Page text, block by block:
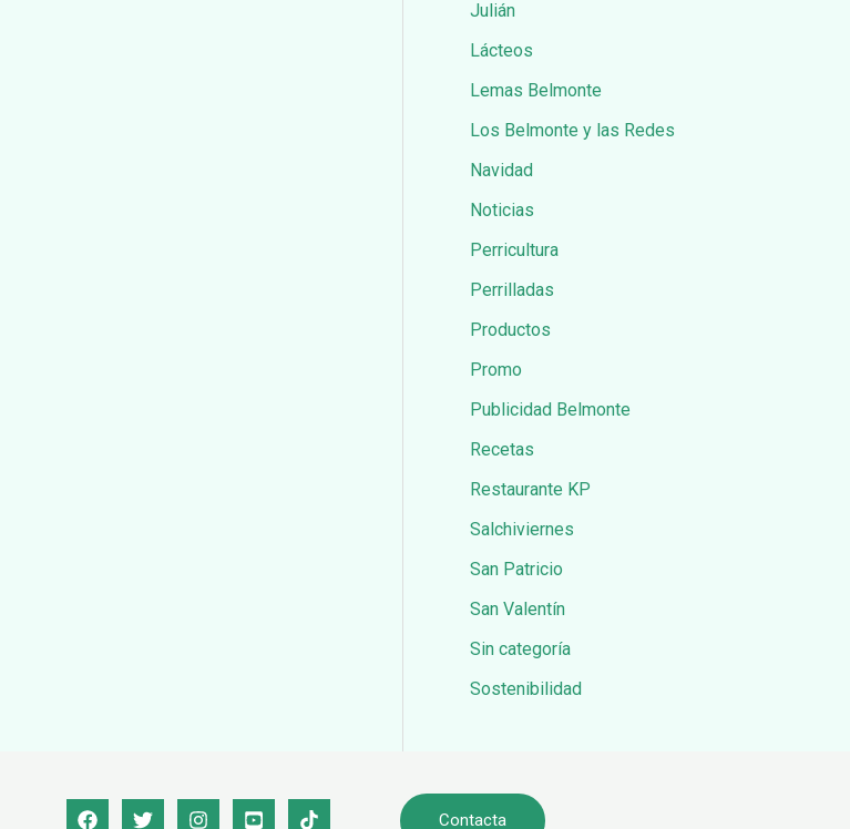
Julián
Lácteos
Lemas Belmonte
Los Belmonte y las Redes
Navidad
Noticias
Perricultura
Perrilladas
Productos
Promo
Publicidad Belmonte
Recetas
Restaurante KP
Salchiviernes
San Patricio
San Valentín
Sin categoría
Sostenibilidad
Contacta